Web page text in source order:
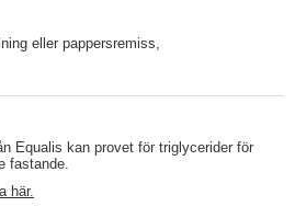
eller pappersremiss,
Equalis kan provet för triglycerider för
fastande.
här.